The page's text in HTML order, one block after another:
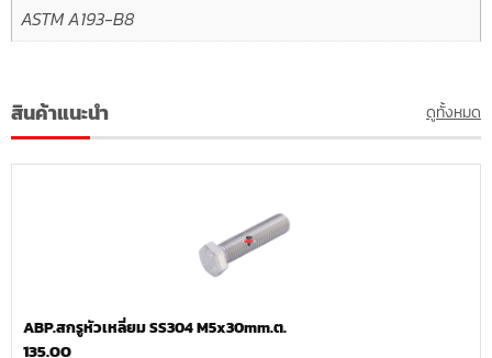
ASTM A193-B8
สินค้าแนะนำ ดูทั้งหมด
ABP.สกรูหัวเหลี่ยม SS304 M5x30mm.ต.
135.00